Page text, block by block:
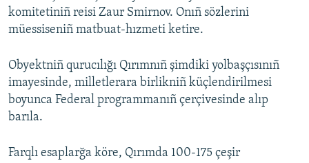
komitetiniñ reisi Zaur Smirnov. Onıñ sözlerini
müessiseniñ matbuat-hızmeti ketire.
Obyektniñ qurucılığı Qırımnıñ şimdiki yolbaşçısınıñ
imayesinde, milletlerara birlikniñ küçlendirilmesi
boyunca Federal programmanıñ çerçivesinde alıp
barıla.
Farqlı esaplarğa köre, Qırımda 100-175 çeşir